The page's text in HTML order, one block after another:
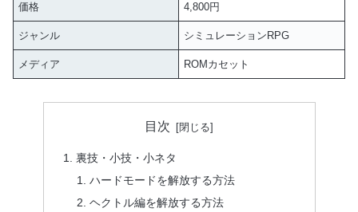
価格 4,800円
ジャンル シミュレーションRPG
メディア ROMカセット
目次
裏技・小技・小ネタ
ハードモードを解放する方法
ヘクトル編を解放する方法